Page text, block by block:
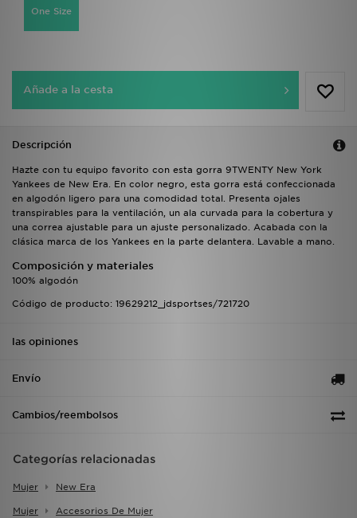
One Size
Añade a la cesta
Descripción
Hazte con tu equipo favorito con esta gorra 9TWENTY New York
Yankees de New Era. En color negro, esta gorra está confeccionada
en algodón ligero para una comodidad total. Presenta ojales
transpirables para la ventilación, un ala curvada para la cobertura y
una correa ajustable para un ajuste personalizado. Acabada con la
clásica marca de los Yankees en la parte delantera. Lavable a mano.
Composición y materiales
100% algodón
Código de producto: 19629212_jdsportses/721720
las opiniones
Envío
Cambios/reembolsos
Categorías relacionadas
Mujer New Era
Mujer Accesorios De Mujer